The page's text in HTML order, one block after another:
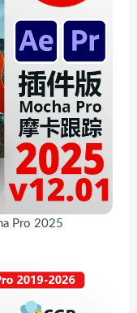
Pro 2025